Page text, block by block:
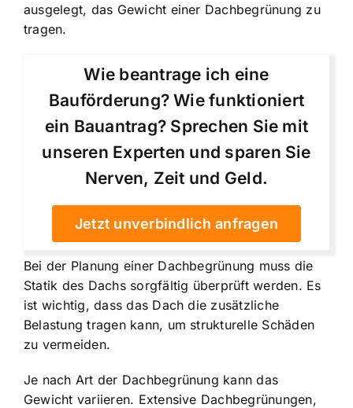
ausgelegt, das Gewicht einer Dachbegrünung zu
tragen.
Wie beantrage ich eine
Bauförderung? Wie funktioniert
ein Bauantrag? Sprechen Sie mit
unseren Experten und sparen Sie
Nerven, Zeit und Geld.
Jetzt unverbindlich anfragen
Bei der Planung einer Dachbegrünung muss die
Statik des Dachs sorgfältig überprüft werden. Es
ist wichtig, dass das Dach die zusätzliche
Belastung tragen kann, um strukturelle Schäden
zu vermeiden.
Je nach Art der Dachbegrünung kann das
Gewicht variieren. Extensive Dachbegrünungen,